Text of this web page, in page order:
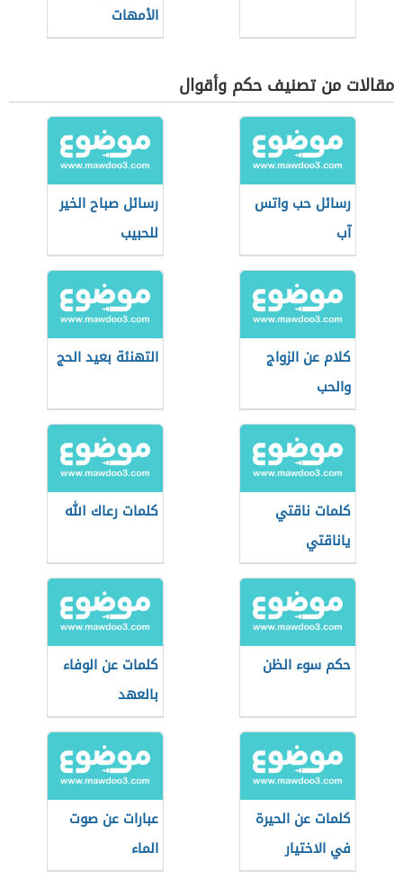
الأمهات
مقالات من تصنيف حكم وأقوال
رسائل حب واتس
آب
رسائل صباح الخير
للحبيب
كلام عن الزواج
والحب
التهنئة بعيد الحج
كلمات ناقتي
ياناقتي
كلمات رعاك الله
حكم سوء الظن
كلمات عن الوفاء
بالعهد
كلمات عن الحيرة
في الاختيار
عبارات عن صوت
الماء